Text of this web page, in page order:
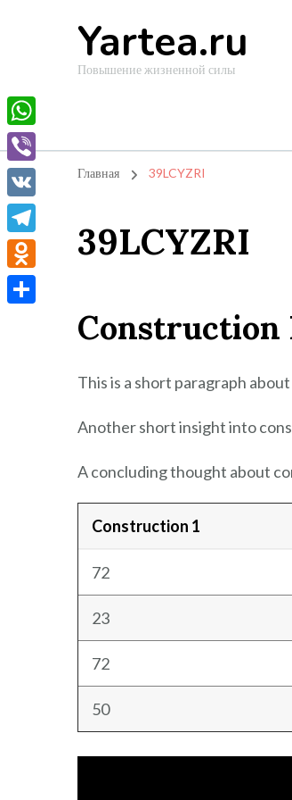
Yartea.ru
Повышение жизненной силы
Главная 39LCYZRI
39LCYZRI
Construction
This is a short paragraph
Another short insight into
A concluding thought about
Construction 1
72
23
72
50
WhatsApp
Viber
VK
Telegram
Odnoklassniki
Отправить